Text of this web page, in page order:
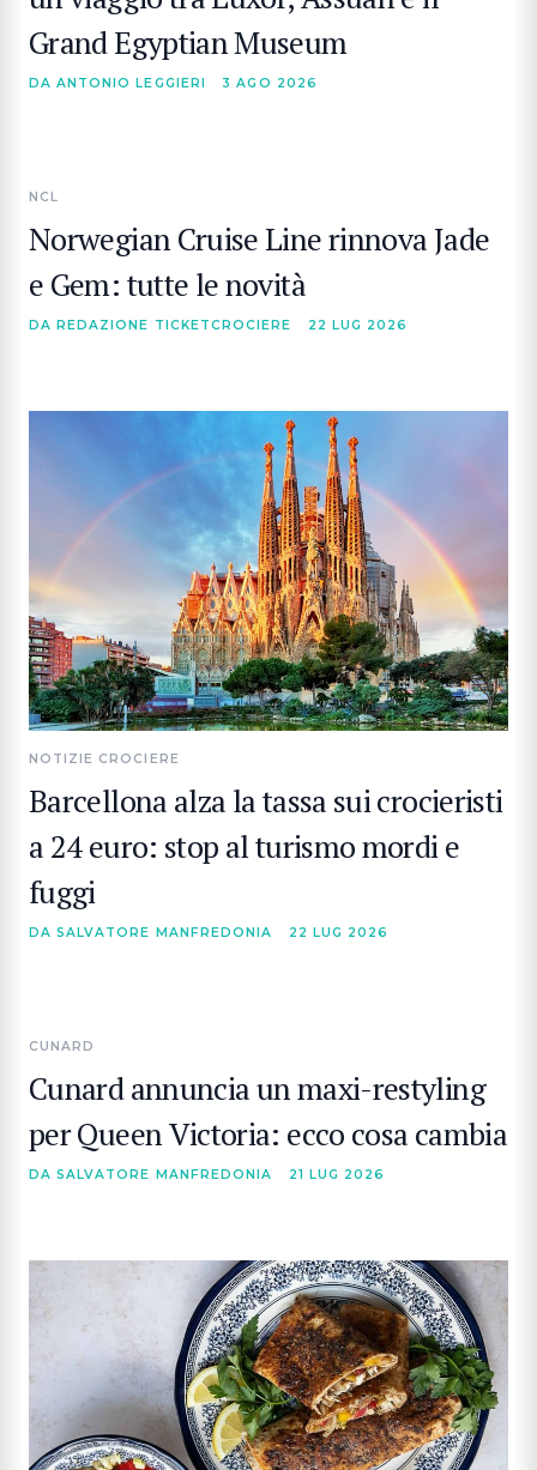
Grand Egyptian Museum
DA ANTONIO LEGGIERI 3 AGO 2026
NCL
Norwegian Cruise Line rinnova Jade
e Gem: tutte le novità
DA REDAZIONE TICKETCROCIERE 22 LUG 2026
NOTIZIE CROCIERE
Barcellona alza la tassa sui crocieristi
a 24 euro: stop al turismo mordi e
fuggi
DA SALVATORE MANFREDONIA 22 LUG 2026
CUNARD
Cunard annuncia un maxi-restyling
per Queen Victoria: ecco cosa cambia
DA SALVATORE MANFREDONIA 21 LUG 2026